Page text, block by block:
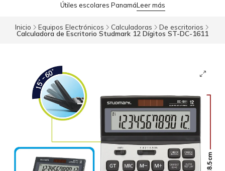
Útiles escolares PanamáLeer más
Inicio Equipos Electrónicos Calculadoras De escritorios
Calculadora de Escritorio Studmark 12 Dígitos ST-DC-1611